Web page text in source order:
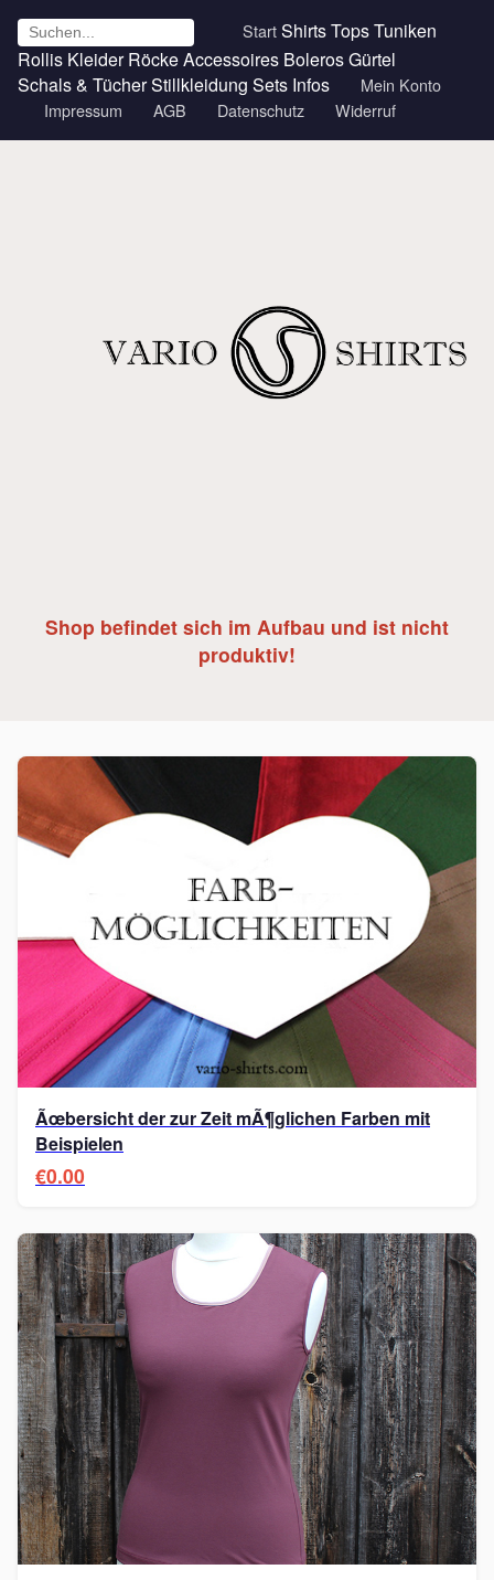
StartShirtsTopsTuniken
Rollis Kleider RöckeAccessoires BolerosGürtel
Schals & TücherStillkleidung Sets Infos
Mein Konto
Impressum
AGB Datenschutz Widerruf
Shop befindet sich im Aufbau und ist nicht
produktiv!
Ãœbersicht der zur Zeit mÃ¶glichen Farben mit
Beispielen
€0.00